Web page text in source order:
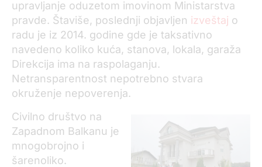
upravljanje oduzetom imovinom Ministarstva
pravde. Štaviše, poslednji objavljen izveštaj o
radu je iz 2014. godine gde je taksativno
navedeno koliko kuća, stanova, lokala, garaža
Direkcija ima na raspolaganju.
Netransparentnost nepotrebno stvara
okruženje nepoverenja.
Civilno društvo na
Zapadnom Balkanu je
mnogobrojno i
šarenoliko.